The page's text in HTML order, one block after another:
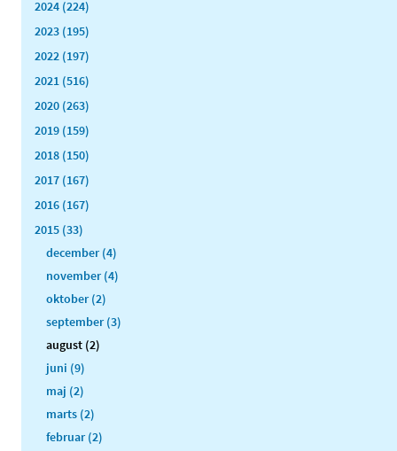
2024 (224)
2023 (195)
2022 (197)
2021 (516)
2020 (263)
2019 (159)
2018 (150)
2017 (167)
2016 (167)
2015 (33)
december (4)
november (4)
oktober (2)
september (3)
august (2)
juni (9)
maj (2)
marts (2)
februar (2)